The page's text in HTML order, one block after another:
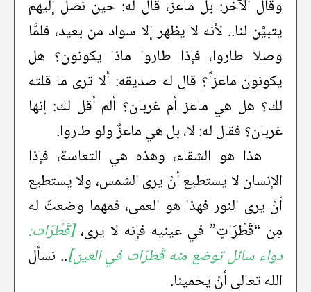
وقال الآخر: بل ماعز، قال له: حين نصل إليهم
يتبيَّن لنا.. لأنه لا يظهر إلا سواد من بعيد، فلمَّا
وصلا طاروا، فإذا طاروا ماذا يكونون؟ هل
يكونون ماعزاً؟ قال له صديقه: ألا ترى ما قلته
لك؟ هل هي ماعز أم غربان؟ ألم أقل لك: إنها
غربان؟ فقال له: لا، بل هي ماعزٌ ولو طاروا.
هذا هو الشقاء، وهذه هي التعاسة، فإذا
الإنسان لا يستطيع أنْ يرى الشمس، ولا يستطيع
أنْ يرى النور فهذا هو العمى، فمهما وضعتَ له
مِن “قَطْرَاتٍ” في عينيه فإنه لا يرى،[قَطْرَات:
دواء سائل توضع منه قَطرَات في العين].. نسأل
الله تعالى أنْ يحمينا.